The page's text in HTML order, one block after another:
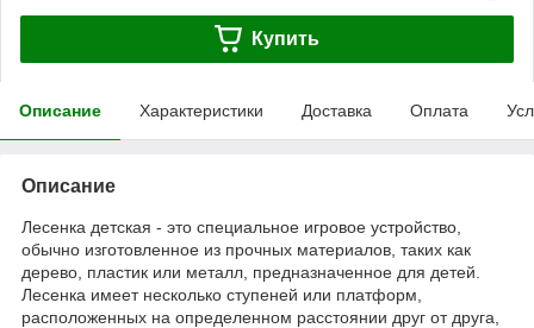
Купить
Описание Характеристики Доставка Оплата
Описание
Лесенка детская - это специальное игровое устройство,
обычно изготовленное из прочных материалов, таких как
дерево, пластик или металл, предназначенное для детей.
Лесенка имеет несколько ступеней или платформ,
расположенных на определенном расстоянии друг от друга,